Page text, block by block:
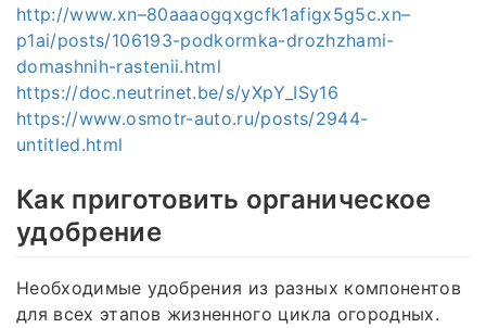
http://www.xn–80aaaogqxgcfk1afigx5g5c.xn–
p1ai/posts/106193-podkormka-drozhzhami-
domashnih-rastenii.html
https://doc.neutrinet.be/s/yXpY_ISy16
https://www.osmotr-auto.ru/posts/2944-
untitled.html
Как приготовить органическое
удобрение
Необходимые удобрения из разных компонентов
для всех этапов жизненного цикла огородных.